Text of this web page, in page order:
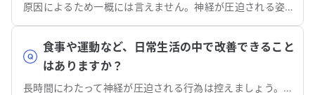
原因によるため一概には言えません。神経が圧迫される姿勢をとっている場合はすぐにやめましょう。
食事や運動など、日常生活の中で改善できること
はありますか？
長時間にわたって神経が圧迫される行為は控えましょう。また、喫煙習慣やアルコールの多飲習慣があれば見直しましょう。